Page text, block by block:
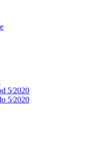
5⁄2020
5⁄2020